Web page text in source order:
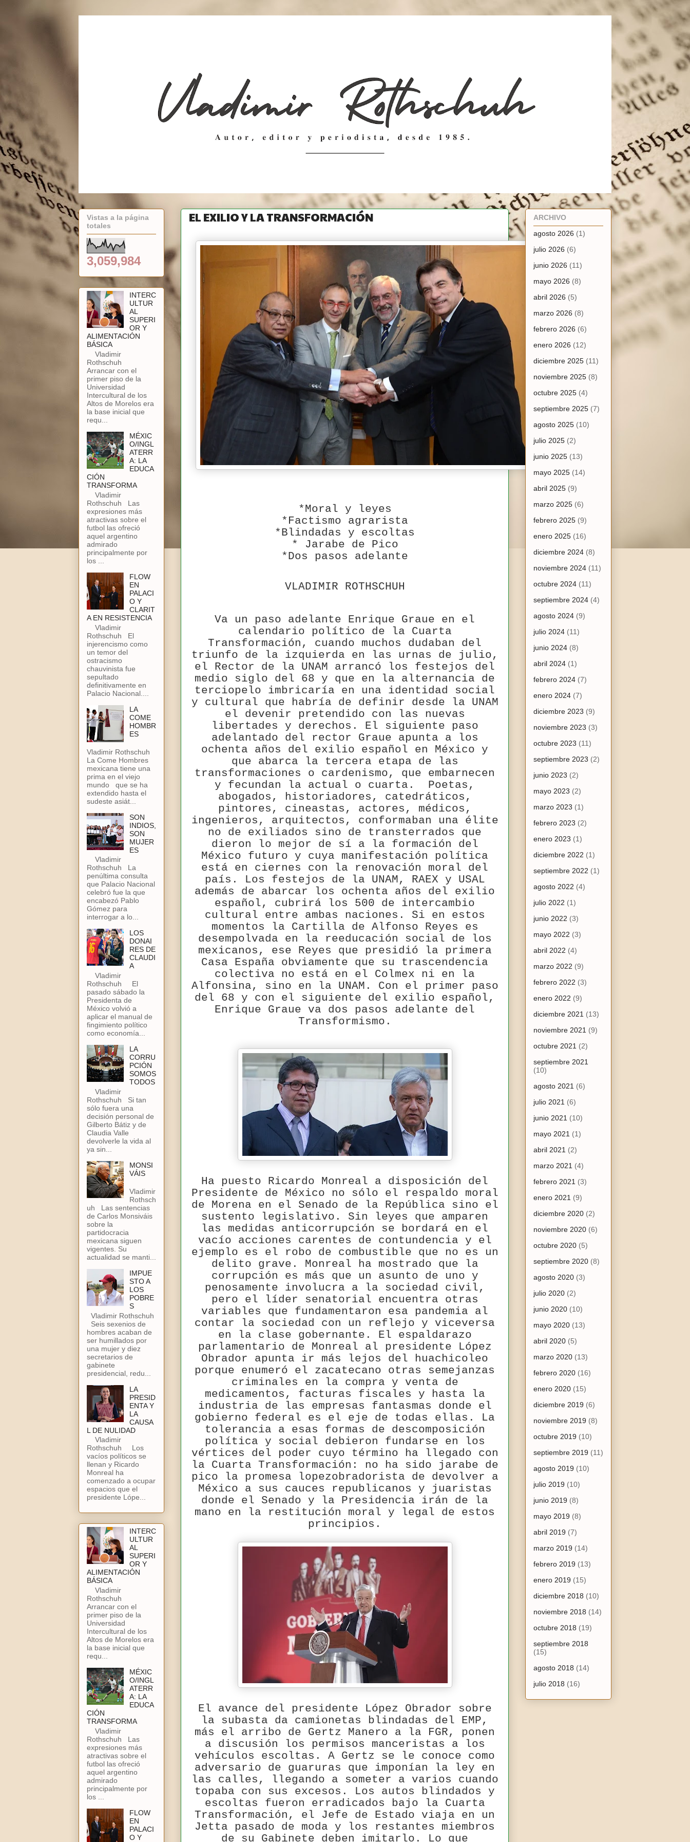
EL EXILIO Y LA TRANSFORMACIÓN
*Moral y leyes
*Factismo agrarista
*Blindadas y escoltas
* Jarabe de Pico
*Dos pasos adelante
VLADIMIR ROTHSCHUH
Va un paso adelante Enrique Graue en el
calendario político de la Cuarta
Transformación, cuando muchos dudaban del
triunfo de la izquierda en las urnas de julio,
el Rector de la UNAM arrancó los festejos del
medio siglo del 68 y que en la alternancia de
terciopelo imbricaría en una identidad social
y cultural que habría de definir desde la UNAM
el devenir pretendido con las nuevas
libertades y derechos. El siguiente paso
adelantado del rector Graue apunta a los
ochenta años del exilio español en México y
que abarca la tercera etapa de las
transformaciones o cardenismo, que embarnecen
y fecundan la actual o cuarta.
Poetas,
abogados, historiadores, catedráticos,
pintores, cineastas, actores, médicos,
ingenieros, arquitectos, conformaban una élite
no de exiliados sino de transterrados
que
dieron lo mejor de sí a la formación del
México futuro y cuya manifestación política
está en ciernes con la renovación moral del
país. Los festejos de la UNAM, RAEX y USAL
además de abarcar los ochenta años del exilio
español, cubrirá los 500 de intercambio
cultural entre ambas naciones. Si en estos
momentos la Cartilla de Alfonso Reyes es
desempolvada en la reeducación social de los
mexicanos, ese Reyes que presidió la primera
Casa España obviamente que su trascendencia
colectiva no está en el Colmex ni en la
Alfonsina, sino en la UNAM. Con el primer paso
del 68 y con el siguiente del exilio español,
Enrique Graue va dos pasos adelante del
Transformismo.
Ha puesto Ricardo Monreal a disposición del
Presidente de México no sólo el respaldo moral
de Morena en el Senado de la República sino el
sustento legislativo. Sin leyes que amparen
las medidas anticorrupción se bordará en el
vacío acciones carentes de contundencia y el
ejemplo es el robo de combustible que no es un
delito grave. Monreal ha mostrado que la
corrupción es más que un asunto de uno y
penosamente involucra a la sociedad civil,
pero el líder senatorial encuentra otras
variables que fundamentaron esa pandemia al
contar la sociedad con un reflejo y viceversa
en la clase gobernante. El espaldarazo
parlamentario de Monreal al presidente López
Obrador apunta ir más lejos del huachicoleo
porque enumeró el zacatecano otras semejanzas
criminales en la compra y venta de
medicamentos, facturas fiscales y hasta la
industria de las empresas fantasmas donde el
gobierno federal es el eje de todas ellas. La
tolerancia a esas formas de descomposición
política y social debieron fundarse en los
vértices del poder cuyo término ha llegado con
la Cuarta Transformación: no ha sido jarabe de
pico la promesa lopezobradorista de devolver a
México a sus cauces republicanos y juaristas
donde el Senado y la Presidencia irán de la
mano en la restitución moral y legal de estos
principios.
El avance del presidente López Obrador sobre
la subasta da camionetas blindadas del EMP,
más el arribo de Gertz Manero a la FGR, ponen
a discusión los permisos manceristas a los
vehículos escoltas. A Gertz se le conoce como
adversario de guaruras que imponían la ley en
las calles, llegando a someter a varios cuando
topaba con sus excesos. Los autos blindados y
escoltas fueron erradicados bajo la Cuarta
Transformación, el Jefe de Estado viaja en un
Jetta pasado de moda y los restantes miembros
de su Gabinete deben imitarlo. Lo que
Vistas a la página
totales
3,059,984
INTERC
ULTUR
AL
SUPERI
OR Y
ALIMENTACIÓN
BÁSICA
Vladimir
Rothschuh
Arrancar con el
primer piso de la
Universidad
Intercultural de los
Altos de Morelos era
la base inicial que
requ...
MÉXIC
O/INGL
ATERR
A: LA
EDUCA
CIÓN
TRANSFORMA
Vladimir
Rothschuh Las
expresiones más
atractivas sobre el
futbol las ofreció
aquel argentino
admirado
principalmente por
los ...
FLOW
EN
PALACI
O Y
CLARIT
A EN RESISTENCIA
Vladimir
Rothschuh El
injerencismo como
un temor del
ostracismo
chauvinista fue
sepultado
definitivamente en
Palacio Nacional....
LA
COME
HOMBR
ES
Vladimir Rothschuh
La Come Hombres
mexicana tiene una
prima en el viejo
mundo que se ha
extendido hasta el
sudeste asiát...
SON
INDIOS,
SON
MUJER
ES
Vladimir
Rothschuh La
penúltima consulta
que Palacio Nacional
celebró fue la que
encabezó Pablo
Gómez para
interrogar a lo...
LOS
DONAI
RES DE
CLAUDI
A
Vladimir
Rothschuh El
pasado sábado la
Presidenta de
México volvió a
aplicar el manual de
fingimiento político
como economía...
LA
CORRU
PCIÓN
SOMOS
TODOS
Vladimir
Rothschuh Si tan
sólo fuera una
decisión personal de
Gilberto Bátiz y de
Claudia Valle
devolverle la vida al
ya sin...
MONSI
VÁIS
Vladimir
Rothsch
uh Las sentencias
de Carlos Monsiváis
sobre la
partidocracia
mexicana siguen
vigentes. Su
actualidad se manti...
IMPUE
STO A
LOS
POBRE
S
Vladimir Rothschuh
Seis sexenios de
hombres acaban de
ser humillados por
una mujer y diez
secretarios de
gabinete
presidencial, redu...
LA
PRESID
ENTA Y
LA
CAUSA
L DE NULIDAD
Vladimir
Rothschuh Los
vacíos políticos se
llenan y Ricardo
Monreal ha
comenzado a ocupar
espacios que el
presidente Lópe...
INTERC
ULTUR
AL
SUPERI
OR Y
ALIMENTACIÓN
BÁSICA
Vladimir
Rothschuh
Arrancar con el
primer piso de la
Universidad
Intercultural de los
Altos de Morelos era
la base inicial que
requ...
MÉXIC
O/INGL
ATERR
A: LA
EDUCA
CIÓN
TRANSFORMA
Vladimir
Rothschuh Las
expresiones más
atractivas sobre el
futbol las ofreció
aquel argentino
admirado
principalmente por
los ...
FLOW
EN
PALACI
O Y
ARCHIVO
agosto 2026 (1)
julio 2026 (6)
junio 2026 (11)
mayo 2026 (8)
abril 2026 (5)
marzo 2026 (8)
febrero 2026 (6)
enero 2026 (12)
diciembre 2025 (11)
noviembre 2025 (8)
octubre 2025 (4)
septiembre 2025 (7)
agosto 2025 (10)
julio 2025 (2)
junio 2025 (13)
mayo 2025 (14)
abril 2025 (9)
marzo 2025 (6)
febrero 2025 (9)
enero 2025 (16)
diciembre 2024 (8)
noviembre 2024 (11)
octubre 2024 (11)
septiembre 2024 (4)
agosto 2024 (9)
julio 2024 (11)
junio 2024 (8)
abril 2024 (1)
febrero 2024 (7)
enero 2024 (7)
diciembre 2023 (9)
noviembre 2023 (3)
octubre 2023 (11)
septiembre 2023 (2)
junio 2023 (2)
mayo 2023 (2)
marzo 2023 (1)
febrero 2023 (2)
enero 2023 (1)
diciembre 2022 (1)
septiembre 2022 (1)
agosto 2022 (4)
julio 2022 (1)
junio 2022 (3)
mayo 2022 (3)
abril 2022 (4)
marzo 2022 (9)
febrero 2022 (3)
enero 2022 (9)
diciembre 2021 (13)
noviembre 2021 (9)
octubre 2021 (2)
septiembre 2021
(10)
agosto 2021 (6)
julio 2021 (6)
junio 2021 (10)
mayo 2021 (1)
abril 2021 (2)
marzo 2021 (4)
febrero 2021 (3)
enero 2021 (9)
diciembre 2020 (2)
noviembre 2020 (6)
octubre 2020 (5)
septiembre 2020 (8)
agosto 2020 (3)
julio 2020 (2)
junio 2020 (10)
mayo 2020 (13)
abril 2020 (5)
marzo 2020 (13)
febrero 2020 (16)
enero 2020 (15)
diciembre 2019 (6)
noviembre 2019 (8)
octubre 2019 (10)
septiembre 2019 (11)
agosto 2019 (10)
julio 2019 (10)
junio 2019 (8)
mayo 2019 (8)
abril 2019 (7)
marzo 2019 (14)
febrero 2019 (13)
enero 2019 (15)
diciembre 2018 (10)
noviembre 2018 (14)
octubre 2018 (19)
septiembre 2018
(15)
agosto 2018 (14)
julio 2018 (16)